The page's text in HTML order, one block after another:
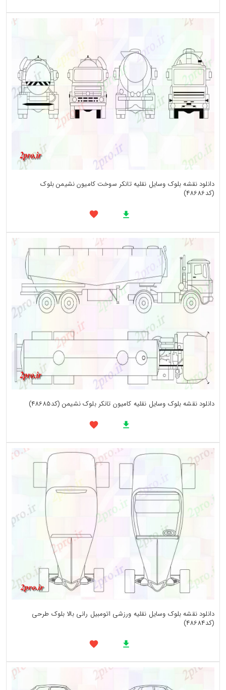
دانلود نقشه بلوک وسایل نقلیه تانکر سوخت کامیون نشیمن بلوک
(کد48686)
دانلود نقشه بلوک وسایل نقلیه کامیون تانکر بلوک نشیمن (کد48685)
دانلود نقشه بلوک وسایل نقلیه ورزشی اتومبیل رانی بالا بلوک طرحی
(کد48684)